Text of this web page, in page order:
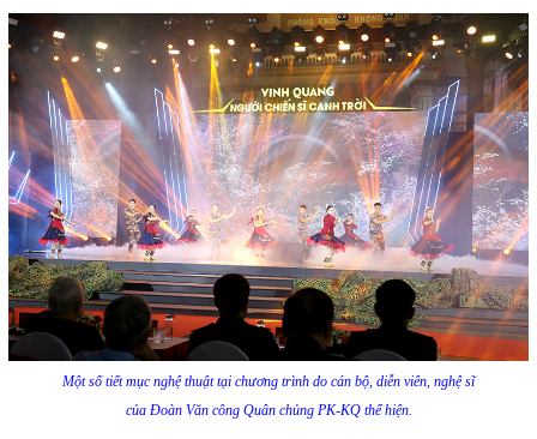
Một số tiết mục nghệ thuật tại chương trình do cán bộ, diễn viên, nghệ sĩ
của Đoàn Văn công Quân chủng PK-KQ thể hiện.